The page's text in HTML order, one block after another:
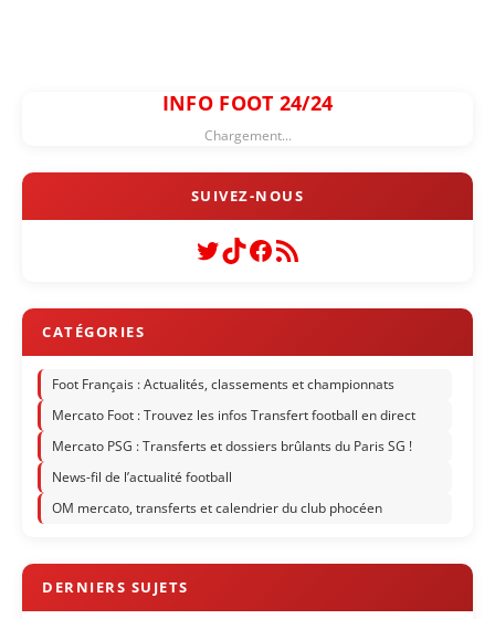
INFO FOOT 24/24
Chargement...
Twitter
TikTok
Facebook
Flux RSS
Foot Français : Actualités, classements et championnats
Mercato Foot : Trouvez les infos Transfert football en direct
Mercato PSG : Transferts et dossiers brûlants du Paris SG !
News-fil de l’actualité football
OM mercato, transferts et calendrier du club phocéen